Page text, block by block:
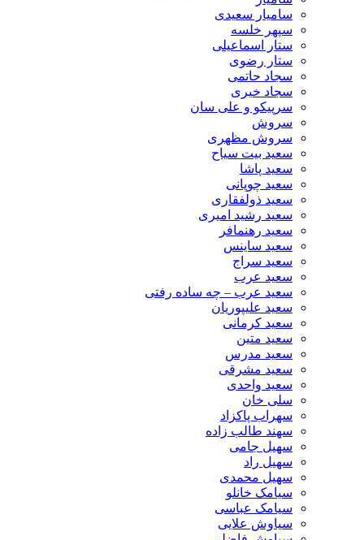
سامیار سعیدی
سپهر خلسه
ستار اسماعیلی
ستار رضوی
سجاد حاتمی
سجاد خیری
سرپیکو و علی سان
سروش
سروش مظهری
سعید بیت سیاح
سعید پاشا
سعید چوپانی
سعید ذولفقاری
سعید رشید امیری
سعید رهنمافر
سعید ساینس
سعید سراج
سعید عرب
سعید عرب – چه ساده رفتی
سعید علیپوریان
سعید کرمانی
سعید متین
سعید مدرس
سعید مشرقی
سعید واحدی
سلی خان
سهراب پاکزاد
سهند طالب زاده
سهیل جامی
سهیل راد
سهیل محمدی
سیامک خانلو
سیامک عباسی
سیاوش علایی